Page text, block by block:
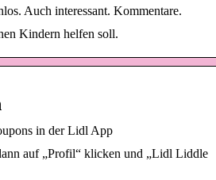
Auch interessant. Kommentare.
Kindern helfen soll.
in der Lidl App
auf „Profil“ klicken und „Lidl Liddle